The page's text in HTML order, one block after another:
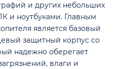
и других небольших
и ноутбуками. Главным
является базовый
защитный корпус со
надежно оберегает
влаги и